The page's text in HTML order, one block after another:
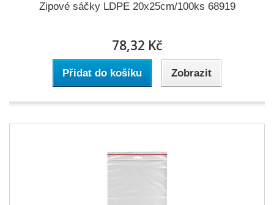
Zipové sáčky LDPE 20x25cm/100ks 68919
78,32 Kč
Přidat do košíku Zobrazit